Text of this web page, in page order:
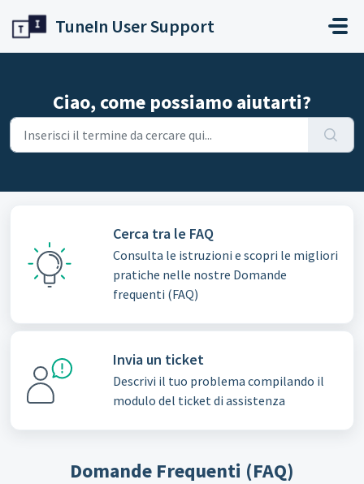
TuneIn User Support
Ciao, come possiamo aiutarti?
Cerca tra le FAQ
Consulta le istruzioni e scopri le migliori
pratiche nelle nostre Domande
frequenti (FAQ)
Invia un ticket
Descrivi il tuo problema compilando il
modulo del ticket di assistenza
Domande Frequenti (FAQ)